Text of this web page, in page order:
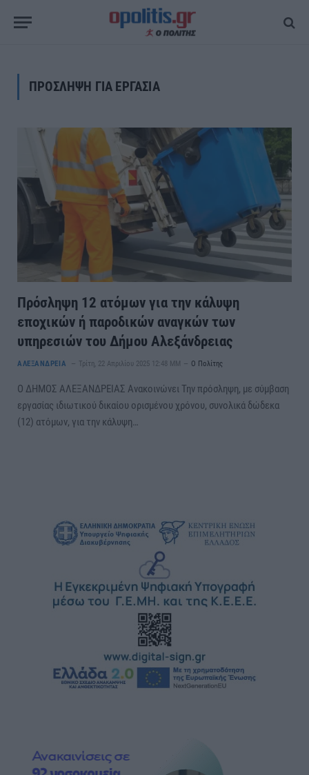
ΠΡΟΣΛΗΨΗ ΓΙΑ ΕΡΓΑΣΙΑ
Πρόσληψη 12 ατόμων για την κάλυψη
εποχικών ή παροδικών αναγκών των
υπηρεσιών του Δήμου Αλεξάνδρειας
ΑΛΕΞΑΝΔΡΕΙΑ Τρίτη, 22 Απριλίου 2025 12:48 ΜΜ Ο Πολίτης
Ο ΔΗΜΟΣ ΑΛΕΞΑΝΔΡΕΙΑΣ Ανακοινώνει Την πρόσληψη, με σύμβαση
εργασίας ιδιωτικού δικαίου ορισμένου χρόνου, συνολικά δώδεκα
(12) ατόμων, για την κάλυψη…